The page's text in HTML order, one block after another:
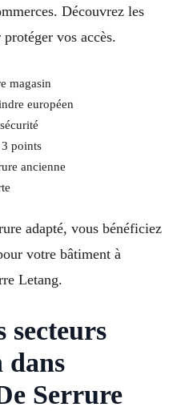
Découvrez les
vos accès.
magasin
européen
points
ancienne
adapté, vous bénéficiez
votre bâtiment à
Letang.
secteurs
dans
Serrure